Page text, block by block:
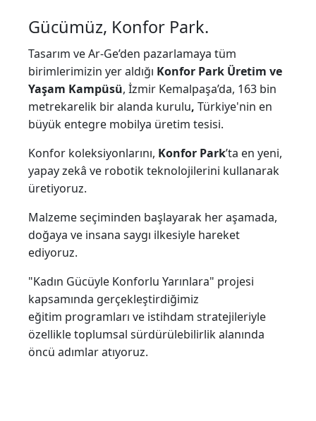
Gücümüz, Konfor Park.
Tasarım ve Ar-Ge’den pazarlamaya tüm
birimlerimizin yer aldığı Konfor Park Üretim ve
Yaşam Kampüsü, İzmir Kemalpaşa’da, 163 bin
metrekarelik bir alanda kurulu, Türkiye'nin en
büyük entegre mobilya üretim tesisi.
Konfor koleksiyonlarını, Konfor Park’ta en yeni,
yapay zekâ ve robotik teknolojilerini kullanarak
üretiyoruz.
Malzeme seçiminden başlayarak her aşamada,
doğaya ve insana saygı ilkesiyle hareket
ediyoruz.
"Kadın Gücüyle Konforlu Yarınlara" projesi
kapsamında gerçekleştirdiğimiz
eğitim programları ve istihdam stratejileriyle
özellikle toplumsal sürdürülebilirlik alanında
öncü adımlar atıyoruz.